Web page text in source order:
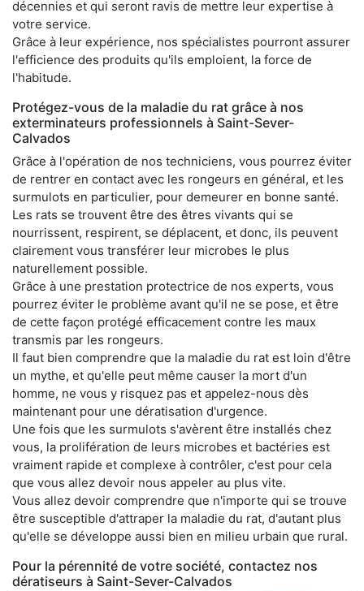
décennies et qui seront ravis de mettre leur expertise à
votre service.
Grâce à leur expérience, nos spécialistes pourront assurer
l'efficience des produits qu'ils emploient, la force de
l'habitude.
Protégez-vous de la maladie du rat grâce à nos
exterminateurs professionnels à Saint-Sever-
Calvados
Grâce à l'opération de nos techniciens, vous pourrez éviter
de rentrer en contact avec les rongeurs en général, et les
surmulots en particulier, pour demeurer en bonne santé.
Les rats se trouvent être des êtres vivants qui se
nourrissent, respirent, se déplacent, et donc, ils peuvent
clairement vous transférer leur microbes le plus
naturellement possible.
Grâce à une prestation protectrice de nos experts, vous
pourrez éviter le problème avant qu'il ne se pose, et être
de cette façon protégé efficacement contre les maux
transmis par les rongeurs.
Il faut bien comprendre que la maladie du rat est loin d'être
un mythe, et qu'elle peut même causer la mort d'un
homme, ne vous y risquez pas et appelez-nous dès
maintenant pour une dératisation d'urgence.
Une fois que les surmulots s'avèrent être installés chez
vous, la prolifération de leurs microbes et bactéries est
vraiment rapide et complexe à contrôler, c'est pour cela
que vous allez devoir nous appeler au plus vite.
Vous allez devoir comprendre que n'importe qui se trouve
être susceptible d'attraper la maladie du rat, d'autant plus
qu'elle se développe aussi bien en milieu urbain que rural.
Pour la pérennité de votre société, contactez nos
dératiseurs à Saint-Sever-Calvados